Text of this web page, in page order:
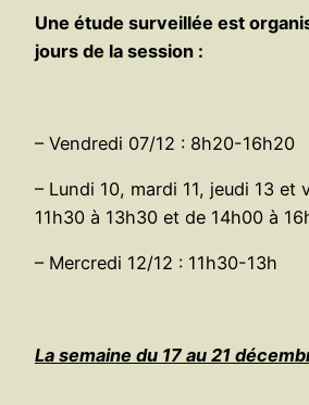
Une étude surveillée est
jours de la session :
– Vendredi 07/12 : 8h20-16h20
– Lundi 10, mardi 11, jeudi 13 et
11h30 à 13h30 et de 14h00 à
– Mercredi 12/12 : 11h30-13h
La semaine du 17 au 21